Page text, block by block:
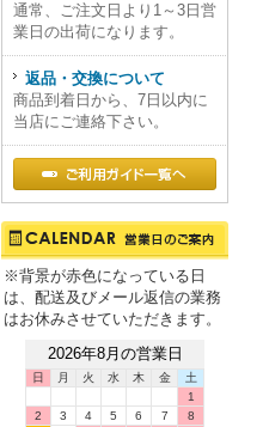
通常、ご注文日より1～3日営
業日の出荷になります。
返品・交換について
商品到着日から、7日以内に
当店にご連絡下さい。
※背景が赤色になっている日
は、配送及びメール返信の業務
はお休みさせていただきます。
2026年8月の営業日
日 月 火 水 木 金
土
1
2
3 4 5 6 7
8